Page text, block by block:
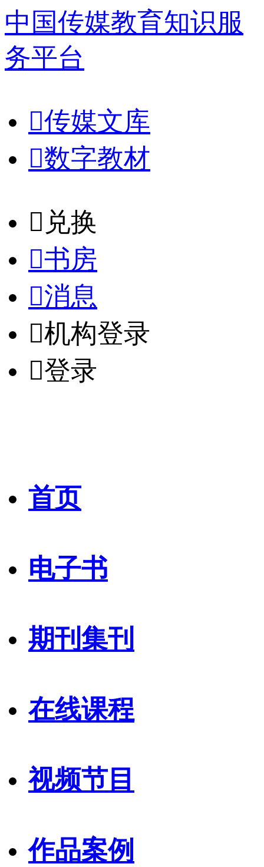
中国传媒教育知识服
务平台
传媒文库
数字教材
𐈈 兑换
书房
消息
机构登录
登录
首页
电子书
期刊集刊
在线课程
视频节目
作品案例